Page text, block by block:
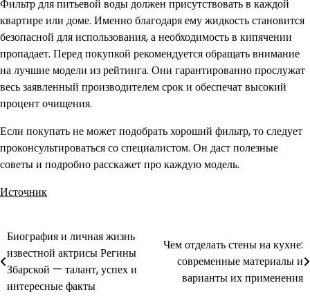
Фильтр для питьевой воды должен присутствовать в каждой
квартире или доме. Именно благодаря ему жидкость становится
безопасной для использования, а необходимость в кипячении
пропадает. Перед покупкой рекомендуется обращать внимание
на лучшие модели из рейтинга. Они гарантированно прослужат
весь заявленный производителем срок и обеспечат высокий
процент очищения.
Если покупать не может подобрать хороший фильтр, то следует
проконсультироваться со специалистом. Он даст полезные
советы и подробно расскажет про каждую модель.
Источник
Навигация
по
записям
Биография и личная жизнь
известной актрисы Регины
Збарской — талант, успех и
интересные факты
Чем отделать стены на кухне:
современные материалы и
варианты их применения